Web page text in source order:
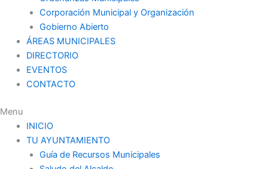
Corporación Municipal y Organización
Gobierno Abierto
ÁREAS MUNICIPALES
DIRECTORIO
EVENTOS
CONTACTO
Menu
INICIO
TU AYUNTAMIENTO
Guía de Recursos Municipales